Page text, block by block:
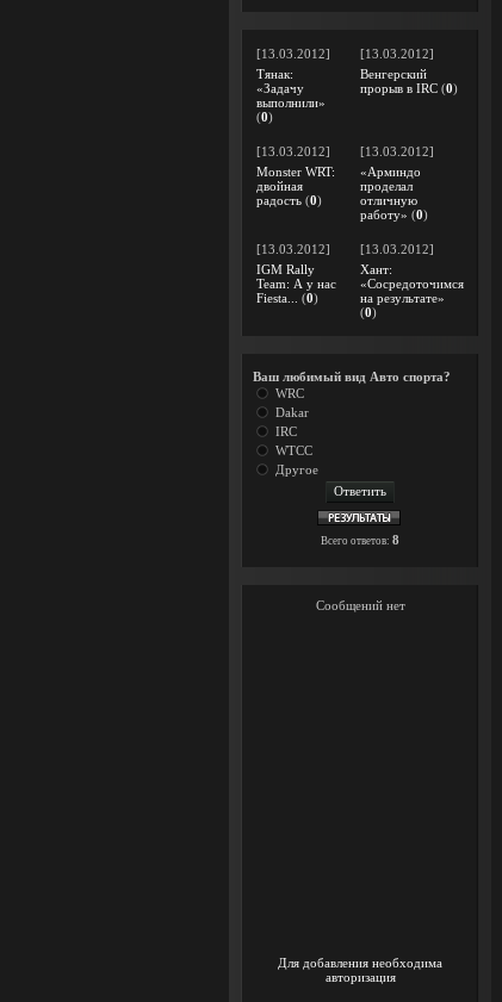
[13.03.2012]
Тянак:
«Задачу
выполнили»
(0)
[13.03.2012]
Венгерский
прорыв в IRC (0)
[13.03.2012]
Monster WRT:
двойная
радость (0)
[13.03.2012]
«Арминдо
проделал
отличную
работу» (0)
[13.03.2012]
IGM Rally
Team: А у нас
Fiesta...
(0)
[13.03.2012]
Хант:
«Сосредоточимся
на результате»
(0)
Ваш любимый вид Авто спорта?
WRC
Dakar
IRC
WTCC
Другое
Всего ответов: 8
Для добавления необходима
авторизация